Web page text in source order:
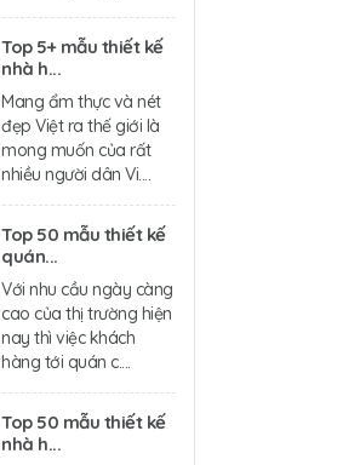
Top 5+ mẫu thiết kế
nhà h...
Mang ẩm thực và nét
đẹp Việt ra thế giới là
mong muốn của rất
nhiều người dân Vi....
Top 50 mẫu thiết kế
quán...
Với nhu cầu ngày càng
cao của thị trường hiện
nay thì việc khách
hàng tới quán c....
Top 50 mẫu thiết kế
nhà h...